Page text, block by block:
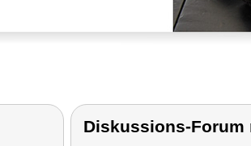
Diskussions-Forum